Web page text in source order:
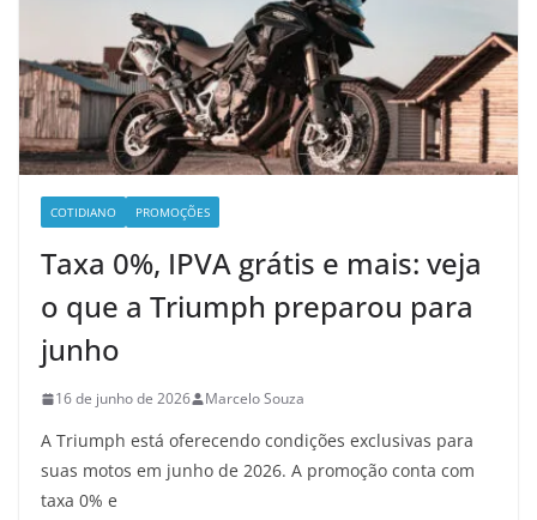
COTIDIANO PROMOÇÕES
Taxa 0%, IPVA grátis e mais: veja
o que a Triumph preparou para
junho
16 de junho de 2026 Marcelo Souza
A Triumph está oferecendo condições exclusivas para
suas motos em junho de 2026. A promoção conta com
taxa 0% e